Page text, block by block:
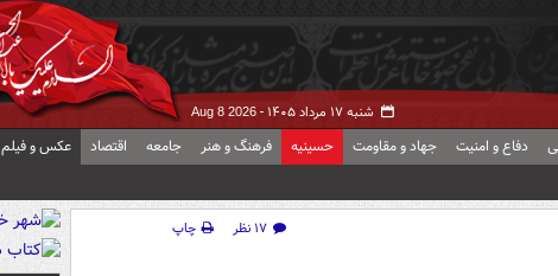
شنبه ۱۷ مرداد ۱۴۰۵ - Aug 8 2026
دفاع و امنیت جهاد و مقاومت حسینیه فرهنگ و هنر جامعه اقتصاد عکس و فیلم
۱۷ نظر
چاپ